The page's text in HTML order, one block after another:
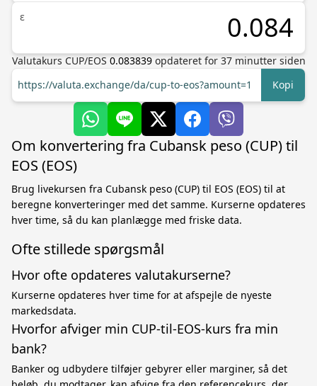
ε
Valutakurs CUP/EOS 0.083839 opdateret for 37minutter siden
https://valuta.exchange/da/cup-to-eos?amount=1
Kopi
Om konvertering fra Cubansk peso (CUP) til
EOS (EOS)
Brug livekursen fra Cubansk peso (CUP) til EOS (EOS) til at
beregne konverteringer med det samme. Kurserne opdateres
hver time, så du kan planlægge med friske data.
Ofte stillede spørgsmål
Hvor ofte opdateres valutakurserne?
Kurserne opdateres hver time for at afspejle de nyeste
markedsdata.
Hvorfor afviger min CUP-til-EOS-kurs fra min
bank?
Banker og udbydere tilføjer gebyrer eller marginer, så det